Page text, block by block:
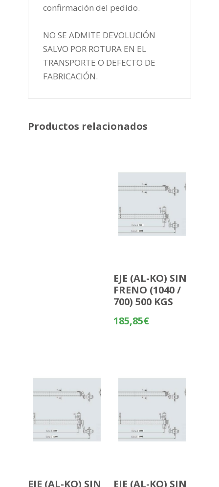
confirmación del pedido.
NO SE ADMITE DEVOLUCIÓN
SALVO POR ROTURA EN EL
TRANSPORTE O DEFECTO DE
FABRICACIÓN.
Productos relacionados
EJE (AL-KO) SIN
FRENO (1040 /
700) 500 KGS
185,85€
EJE (AL-KO) SIN EJE (AL-KO) SIN